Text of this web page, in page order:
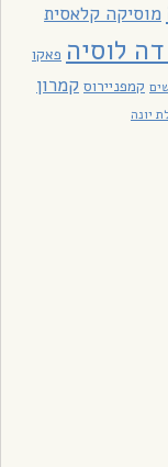
מוסיקה קלאסית
לוסיה פאקו
קמפניירוס קמרון
יונה